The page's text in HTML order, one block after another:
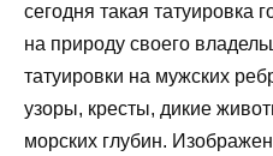
сегодня такая татуировка
на природу своего
татуировки на мужских
узоры, кресты, дикие
морских глубин.